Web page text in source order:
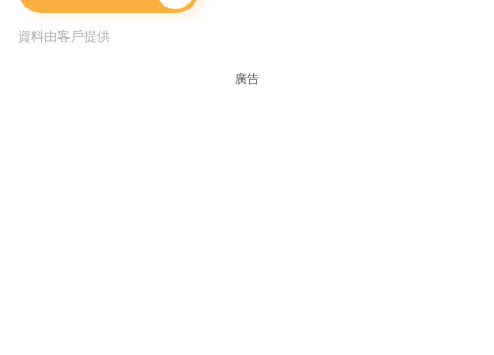
資料由客戶提供
廣告